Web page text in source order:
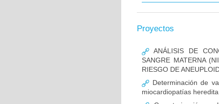
Proyectos
ANÁLISIS DE
SANGRE MATERNA
RIESGO DE
Determinación de
miocardiopatías